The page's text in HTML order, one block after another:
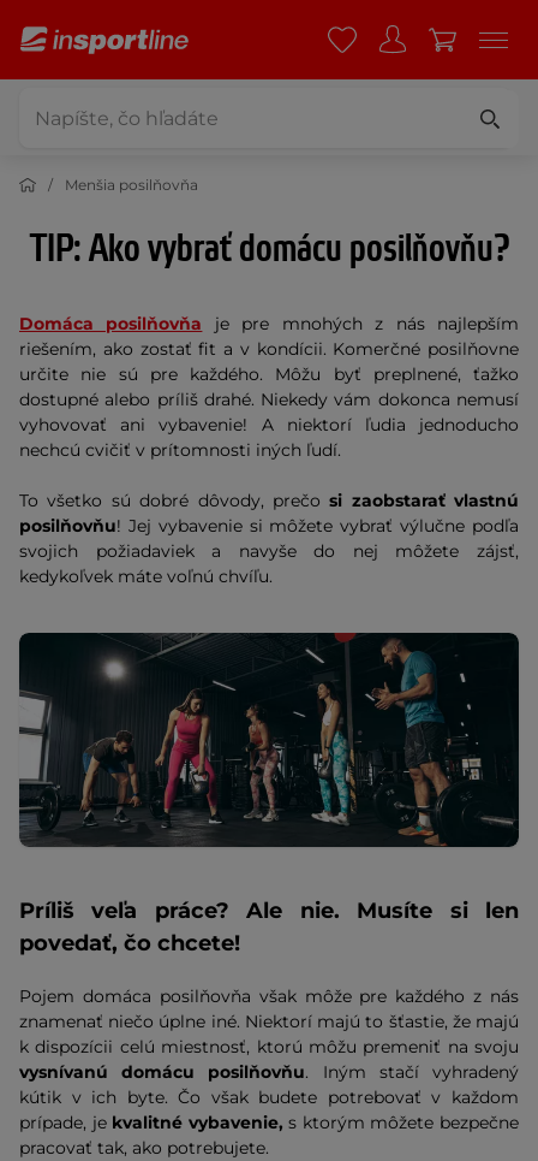
Menšia posilňovňa
TIP: Ako vybrať domácu posilňovňu?
Domáca posilňovňa je pre mnohých z nás najlepším
riešením, ako zostať fit a v kondícii. Komerčné posilňovne
určite nie sú pre každého. Môžu byť preplnené, ťažko
dostupné alebo príliš drahé. Niekedy vám dokonca nemusí
vyhovovať ani vybavenie! A niektorí ľudia jednoducho
nechcú cvičiť v prítomnosti iných ľudí.
To všetko sú dobré dôvody, prečosi zaobstarať vlastnú
posilňovňu! Jej vybavenie si môžete vybrať výlučne podľa
svojich požiadaviek a navyše do nej môžete zájsť,
kedykoľvek máte voľnú chvíľu.
Príliš veľa práce? Ale nie. Musíte si len
povedať, čo chcete!
Pojem domáca posilňovňa však môže pre každého z nás
znamenať niečo úplne iné. Niektorí majú to šťastie, že majú
k dispozícii celú miestnosť, ktorú môžu premeniť na svoju
vysnívanú domácu posilňovňu. Iným stačí vyhradený
kútik v ich byte. Čo však budete potrebovať v každom
prípade, je kvalitné vybavenie, s ktorým môžete bezpečne
pracovať tak, ako potrebujete.